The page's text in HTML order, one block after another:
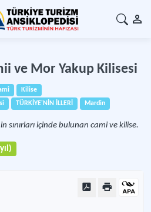
ve Mor Yakup Kilisesi
Kilise
TÜRKİYE'NİN İLLERİ Mardin
sınırları içinde bulunan cami ve kilise.